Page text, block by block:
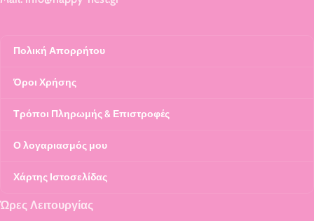
Πολική Απορρήτου
Όροι Χρήσης
Τρόποι Πληρωμής & Επιστροφές
Ο λογαριασμός μου
Χάρτης Ιστοσελίδας
Ώρες Λειτουργίας